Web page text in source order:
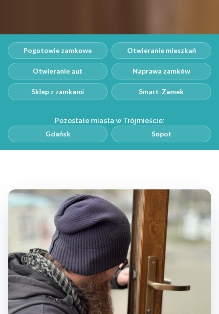
Pogotowie zamkowe Otwieranie mieszkań
Otwieranie aut Naprawa zamków
Sklep z zamkami Smart-Zamek
Pozostałe miasta w Trójmieście:
Gdańsk Sopot